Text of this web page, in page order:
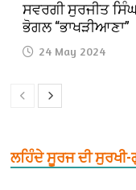
ਸਵਰਗੀ ਸੁਰਜੀਤ
ਭੋਗਲ “ਭਾਖੜੀਆਣਾ”
24 May 2024
ਲਹਿੰਦੇ ਸੂਰਜ ਦੀ